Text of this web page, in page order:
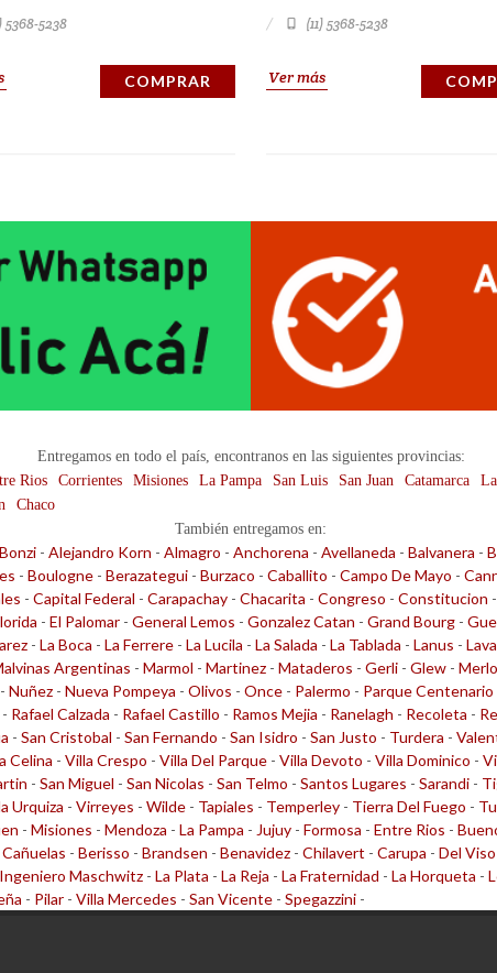
5368-5238
COMPRAR
(11) 5368-5238
Ver más
Entregamos en todo el país, encontranos en las siguientes provincias:
Rios Corrientes Misiones La Pampa San Luis San Juan Catamarca
Chaco
También entregamos en:
- Alejandro Korn - Almagro - Anchorena - Avellaneda - Balvanera -
- Boulogne - Berazategui - Burzaco - Caballito - Campo De Mayo -
- Capital Federal - Carapachay - Chacarita - Congreso - Constitucion
- El Palomar - General Lemos - Gonzalez Catan - Grand Bourg -
- La Boca - La Ferrere - La Lucila - La Salada - La Tablada - Lanus -
Argentinas - Marmol - Martinez - Mataderos - Gerli - Glew - Merlo
- Nuñez - Nueva Pompeya - Olivos - Once - Palermo - Parque Centenario
- Rafael Calzada - Rafael Castillo - Ramos Mejia - Ranelagh - Recoleta -
- San Cristobal - San Fernando - San Isidro - San Justo - Turdera -
Celina - Villa Crespo - Villa Del Parque - Villa Devoto - Villa Dominico -
- San Miguel - San Nicolas - San Telmo - Santos Lugares - Sarandi -
Urquiza - Virreyes - Wilde - Tapiales - Temperley - Tierra Del Fuego -
- Misiones - Mendoza - La Pampa - Jujuy - Formosa - Entre Rios -
Cañuelas - Berisso - Brandsen - Benavidez - Chilavert - Carupa - Del Viso
Ingeniero Maschwitz - La Plata - La Reja - La Fraternidad - La Horqueta -
- Pilar - Villa Mercedes - San Vicente - Spegazzini -